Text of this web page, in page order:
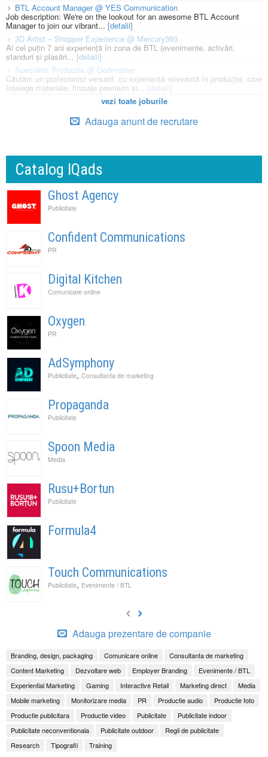
BTL Account Manager @ YES Communication
Job description: We're on the lookout for an awesome BTL Account
Manager to join our vibrant... [detalii]
3D Artist – Shopper Experience @ Mercury360
Ai cel puțin 7 ani experiență în zona de BTL (evenimente, activări,
standuri și plasări... [detalii]
Specialist Productie @ Godmother
Căutăm un profesionist versatil, cu experiență relevantă în producție, care
înțelege materiale, finisaje premium și... [detalii]
vezi toate joburile
Adauga anunt de recrutare
Catalog IQads
Ghost Agency
Publicitate
Confident Communications
PR
Digital Kitchen
Comunicare online
Oxygen
PR
AdSymphony
Publicitate, Consultanta de marketing
Propaganda
Publicitate
Spoon Media
Media
Rusu+Bortun
Publicitate
Formula4
Touch Communications
Publicitate, Evenimente / BTL
Adauga prezentare de companie
Branding, design, packaging Comunicare online
Consultanta de marketing
Content Marketing
Dezvoltare web Employer Branding
Evenimente / BTL
Experiential Marketing
Gaming Interactive Retail Marketing direct
Media
Mobile marketing
Monitorizare media PR Productie audio
Productie foto
Productie publicitara
Productie video Publicitate
Publicitate indoor
Publicitate neconventionala
Publicitate outdoor
Regii de publicitate
Research
Tipografii Training